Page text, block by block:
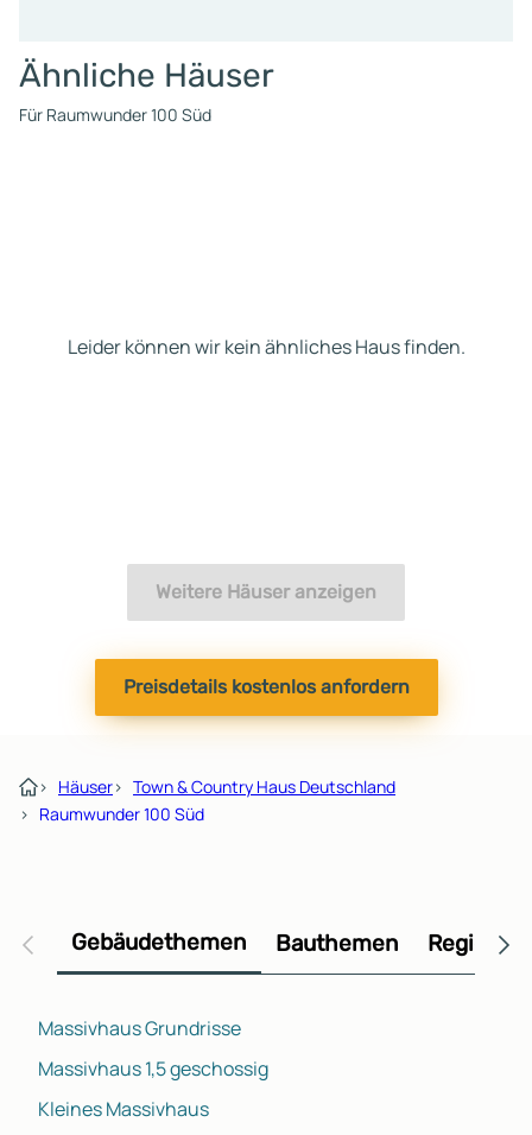
Ähnliche Häuser
Für Raumwunder 100 Süd
Leider können wir kein ähnliches Haus finden.
Weitere Häuser anzeigen
Preisdetails kostenlos anfordern
› Häuser› Town & Country Haus Deutschland
› Raumwunder 100 Süd
Gebäudethemen Bauthemen
Massivhaus Grundrisse
Massivhaus 1,5 geschossig
Kleines Massivhaus